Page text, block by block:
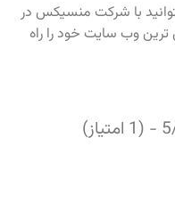
با شرکت منسیکس در
ترین وب سایت خود را راه